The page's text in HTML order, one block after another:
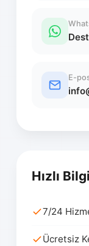
E-
Hızlı
7/24
Ücretsiz